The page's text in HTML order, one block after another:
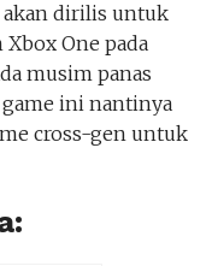
akan dirilis untuk
Xbox One pada
musim panas
ini nantinya
cross-gen untuk